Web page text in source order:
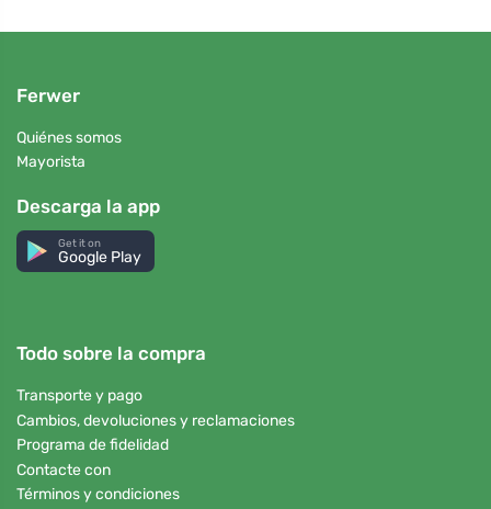
Ferwer
Quiénes somos
Mayorista
Descarga la app
Get it on
Google Play
Todo sobre la compra
Transporte y pago
Cambios, devoluciones y reclamaciones
Programa de fidelidad
Contacte con
Términos y condiciones